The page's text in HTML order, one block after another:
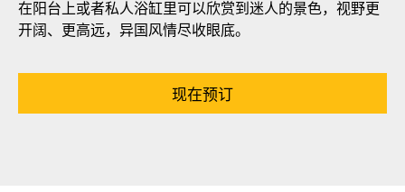
在阳台上或者私人浴缸里可以欣赏到迷人的景色，视野更
开阔、更高远，异国风情尽收眼底。
现在预订